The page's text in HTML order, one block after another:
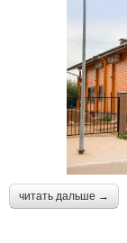
читать дальше →